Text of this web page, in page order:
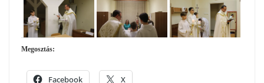
Megosztás:
Facebook X